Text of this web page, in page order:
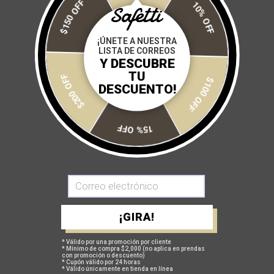
fugado del pelotón.
Desde el 2005 trabajamos muy duro para que nuestros deportistas
sientan que tienen una ventaja especial por el solo hecho de
competir con prendas de Safetti. En entrenamientos o con el
número puesto, se reconoce de lejos y a primera vista a esos que
decidieron ser “igual a ninguno”.
Ponte en contacto con nosotros +52 55 3981 4008
INFORMACIÓN Y LEGALES
Términos y condiciones
10% OFF
$100 OFF
15% OFF
$200 OFF
$150 OFF
¡ÚNETE A NUESTRA
LISTA DE CORREOS
Y DESCUBRE
TU
DESCUENTO!
¡GIRA!
* Válido por una promoción por cliente
* Mínimo de compra $2,000 (no aplica en prendas
con promoción o descuento)
* Cupón válido por 24 horas
* Válido únicamente en tienda en línea